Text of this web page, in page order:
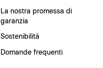
La nostra promessa di
garanzia
Sostenibilità
Domande frequenti